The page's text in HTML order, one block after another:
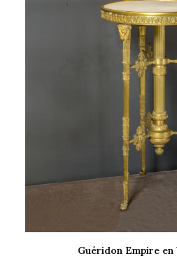
Guéridon Empire